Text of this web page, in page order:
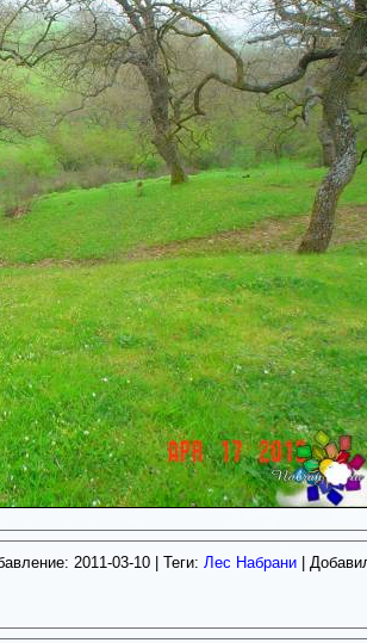
640x480px | Дата добавление: 2011-03-10 | Теги: Лес Набрани |